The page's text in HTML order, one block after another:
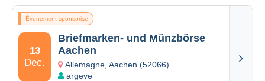
Événement sponsorisé
13
Dec.
Briefmarken- und Münzbörse
Aachen
Allemagne, Aachen (52066)
argeve